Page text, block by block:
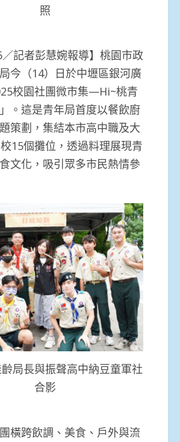
照
／記者彭慧婉報導】桃園市政
今（14）日於中壢區銀河廣
校園社團微市集—Hi~桃青
。這是青年局首度以餐飲廚
策劃，集結本市高中職及大
15個攤位，透過料理展現青
文化，吸引眾多市民熱情參
局長與振聲高中納豆童軍社
合影
橫跨飲調、美食、戶外與流